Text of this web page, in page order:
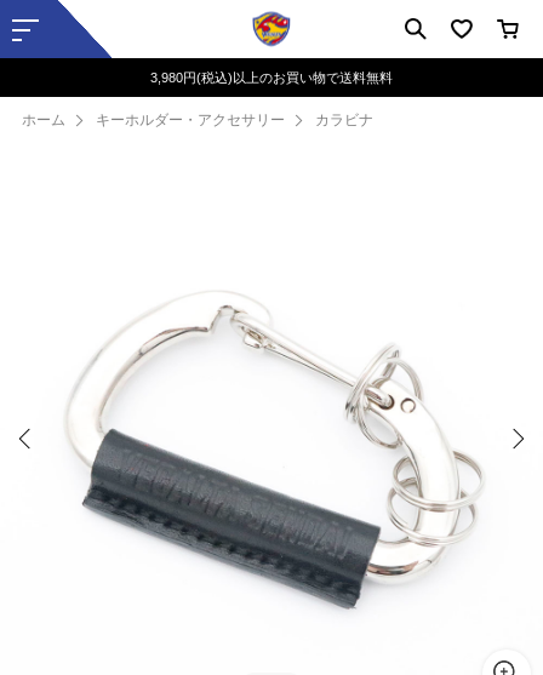
3,980円(税込)以上のお買い物で送料無料
ホーム キーホルダー・アクセサリー カラビナ